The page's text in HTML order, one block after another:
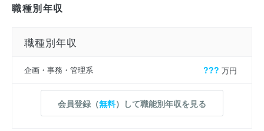
職種別年収
職種別年収
企画・事務・管理系 ??? 万円
会員登録（無料）して職能別年収を見る